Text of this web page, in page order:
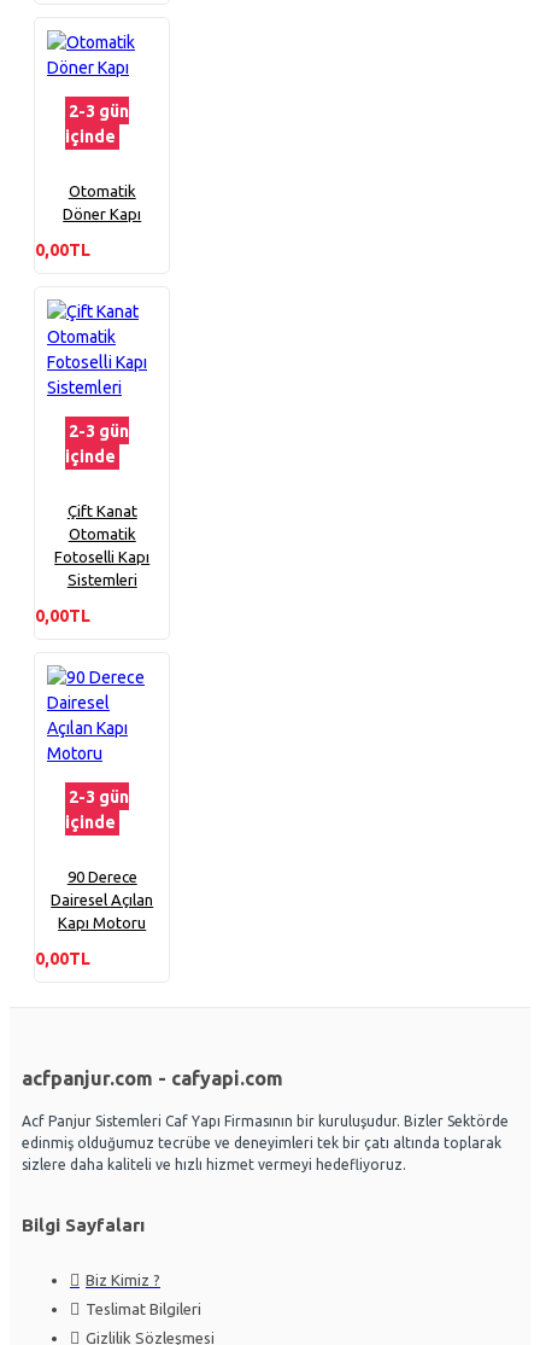
2-3 gün
içinde
Otomatik
Döner Kapı
0,00TL
2-3 gün
içinde
Çift Kanat
Otomatik
Fotoselli Kapı
Sistemleri
0,00TL
2-3 gün
içinde
90 Derece
Dairesel Açılan
Kapı Motoru
0,00TL
acfpanjur.com - cafyapi.com
Acf Panjur Sistemleri Caf Yapı Firmasının bir kuruluşudur. Bizler Sektörde
edinmiş olduğumuz tecrübe ve deneyimleri tek bir çatı altında toplarak
sizlere daha kaliteli ve hızlı hizmet vermeyi hedefliyoruz.
Bilgi Sayfaları
Biz Kimiz ?
Teslimat Bilgileri
Gizlilik Sözleşmesi